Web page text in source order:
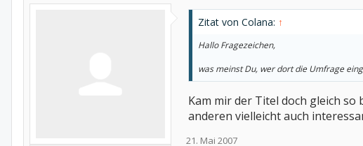
Zitat von Colana: ↑
Hallo Fragezeichen,
was meinst Du, wer dort die Umfrage
Kam mir der Titel doch gleich so
anderen vielleicht auch
21. Mai 2007